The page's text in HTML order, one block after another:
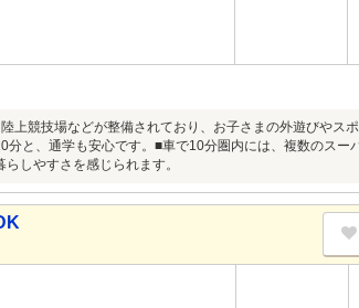
上競技場などが整備されており、お子さまの外遊びやス
分と、通学も安心です。■車で10分圏内には、複数のス
しやすさを感じられます。